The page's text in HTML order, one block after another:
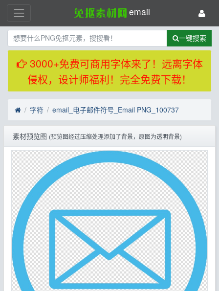
email
一键搜索
3000+免费可商用字体来了！远离字体
侵权，设计师福利！完全免费下载！
字符 email_电子邮件符号_Email PNG_100737
素材预览图 (预览图经过压缩处理添加了背景，原图为透明背景)